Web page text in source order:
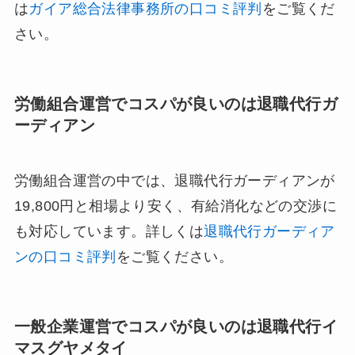
はガイア総合法律事務所の口コミ評判 をご覧くだ
さい。
労働組合運営でコスパが良いのは退職代行ガ
ーディアン
労働組合運営の中では、退職代行ガーディアンが
19,800円と相場より安く、有給消化などの交渉に
も対応しています。詳しくは退職代行ガーディア
ンの口コミ評判 をご覧ください。
一般企業運営でコスパが良いのは退職代行イ
マスグヤメタイ